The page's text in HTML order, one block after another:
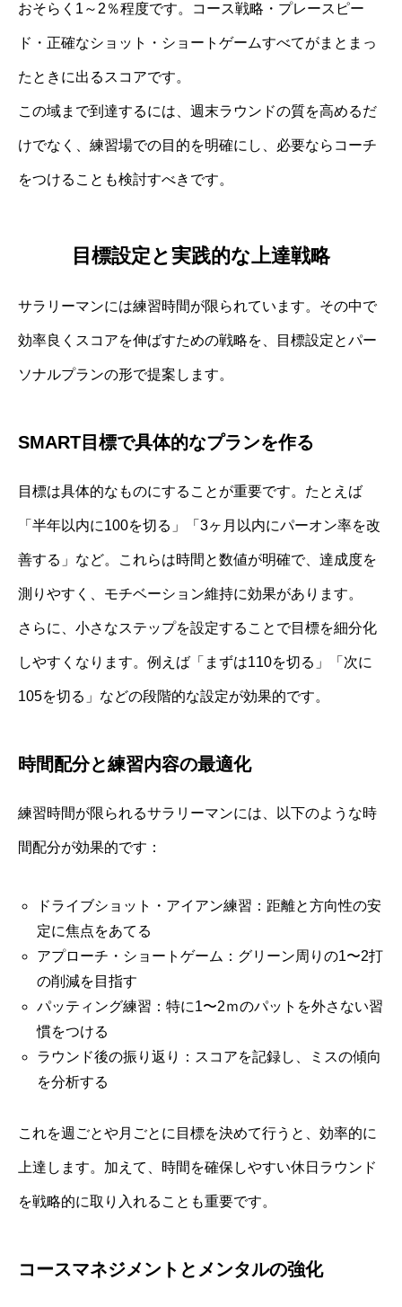
おそらく1～2％程度です。コース戦略・プレースピー
ド・正確なショット・ショートゲームすべてがまとまっ
たときに出るスコアです。
この域まで到達するには、週末ラウンドの質を高めるだ
けでなく、練習場での目的を明確にし、必要ならコーチ
をつけることも検討すべきです。
目標設定と実践的な上達戦略
サラリーマンには練習時間が限られています。その中で
効率良くスコアを伸ばすための戦略を、目標設定とパー
ソナルプランの形で提案します。
SMART目標で具体的なプランを作る
目標は具体的なものにすることが重要です。たとえば
「半年以内に100を切る」「3ヶ月以内にパーオン率を改
善する」など。これらは時間と数値が明確で、達成度を
測りやすく、モチベーション維持に効果があります。
さらに、小さなステップを設定することで目標を細分化
しやすくなります。例えば「まずは110を切る」「次に
105を切る」などの段階的な設定が効果的です。
時間配分と練習内容の最適化
練習時間が限られるサラリーマンには、以下のような時
間配分が効果的です：
ドライブショット・アイアン練習：距離と方向性の安
定に焦点をあてる
アプローチ・ショートゲーム：グリーン周りの1〜2打
の削減を目指す
パッティング練習：特に1〜2ｍのパットを外さない習
慣をつける
ラウンド後の振り返り：スコアを記録し、ミスの傾向
を分析する
これを週ごとや月ごとに目標を決めて行うと、効率的に
上達します。加えて、時間を確保しやすい休日ラウンド
を戦略的に取り入れることも重要です。
コースマネジメントとメンタルの強化